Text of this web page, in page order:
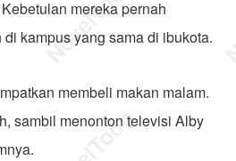
mereka pernah
kampus yang sama di ibukota.
membeli makan malam.
sambil menonton televisi Alby